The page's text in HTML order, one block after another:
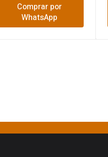
Comprar por
WhatsApp